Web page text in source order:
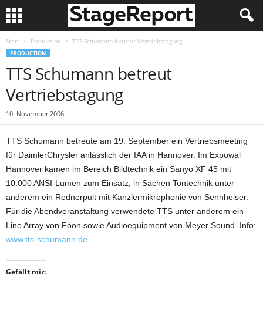
Start Production TTS Schumann betreut Vertriebstagung
PRODUCTION
TTS Schumann betreut
Vertriebstagung
10. November 2006
TTS Schumann betreute am 19. September ein Vertriebsmeeting
für DaimlerChrysler anlässlich der IAA in Hannover. Im Expowal
Hannover kamen im Bereich Bildtechnik ein Sanyo XF 45 mit
10.000 ANSI-Lumen zum Einsatz, in Sachen Tontechnik unter
anderem ein Rednerpult mit Kanzlermikrophonie von Sennheiser.
Für die Abendveranstaltung verwendete TTS unter anderem ein
Line Array von Föön sowie Audioequipment von Meyer Sound. Info:
www.tts-schumann.de
Gefällt mir: